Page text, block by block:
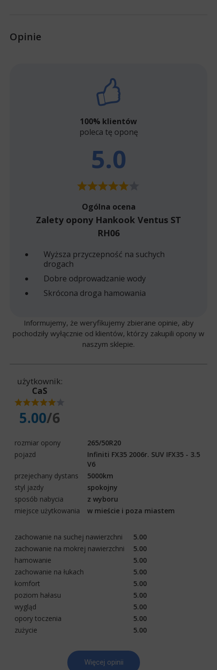
Opinie
100% klientów
poleca tę oponę
5.0
Ogólna ocena
Zalety opony Hankook Ventus ST
RH06
Wyższa przyczepność na suchych
drogach
Dobre odprowadzanie wody
Skrócona droga hamowania
Informujemy, że weryfikujemy zbierane opinie, aby
pochodziły wyłącznie od klientów, którzy zakupili opony w
naszym sklepie.
użytkownik:
CaS
5.00/6
rozmiar opony
265/50R20
pojazd
Infiniti FX35 2006r. SUV IFX35 - 3.5
V6
przejechany dystans
5000km
styl jazdy
spokojny
sposób nabycia
z wyboru
miejsce użytkowania
w mieście i poza miastem
zachowanie na suchej nawierzchni
5.00
zachowanie na mokrej nawierzchni
5.00
hamowanie
5.00
zachowanie na łukach
5.00
komfort
5.00
poziom hałasu
5.00
wygląd
5.00
opory toczenia
5.00
zużycie
5.00
Więcej opinii